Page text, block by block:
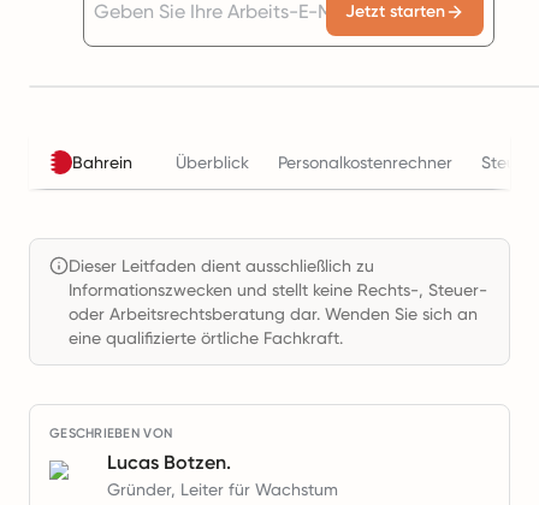
Jetzt starten
Bahrein Überblick Personalkostenrechner
Dieser Leitfaden dient ausschließlich zu
Informationszwecken und stellt keine Rechts-, Steuer-
oder Arbeitsrechtsberatung dar. Wenden Sie sich an
eine qualifizierte örtliche Fachkraft.
GESCHRIEBEN VON
Lucas Botzen.
Gründer, Leiter für Wachstum